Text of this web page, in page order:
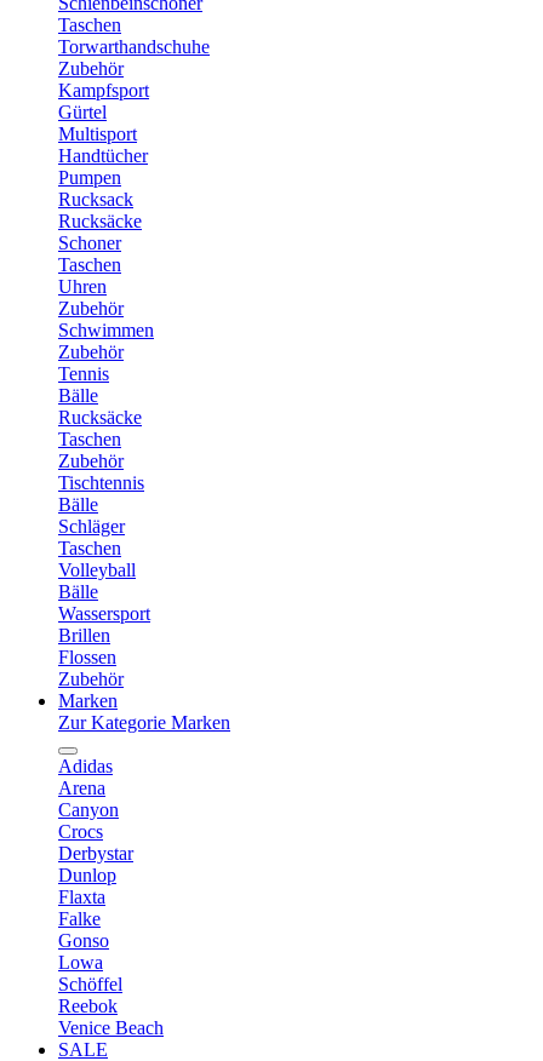
Taschen
Torwarthandschuhe
Zubehör
Kampfsport
Gürtel
Multisport
Handtücher
Pumpen
Rucksack
Rucksäcke
Schoner
Taschen
Uhren
Zubehör
Schwimmen
Zubehör
Tennis
Bälle
Rucksäcke
Taschen
Zubehör
Tischtennis
Bälle
Schläger
Taschen
Volleyball
Bälle
Wassersport
Brillen
Flossen
Zubehör
Marken
Zur Kategorie Marken
Adidas
Arena
Canyon
Crocs
Derbystar
Dunlop
Flaxta
Falke
Gonso
Lowa
Schöffel
Reebok
Venice Beach
SALE